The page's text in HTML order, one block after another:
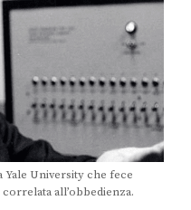
University che fece
all’obbedienza.